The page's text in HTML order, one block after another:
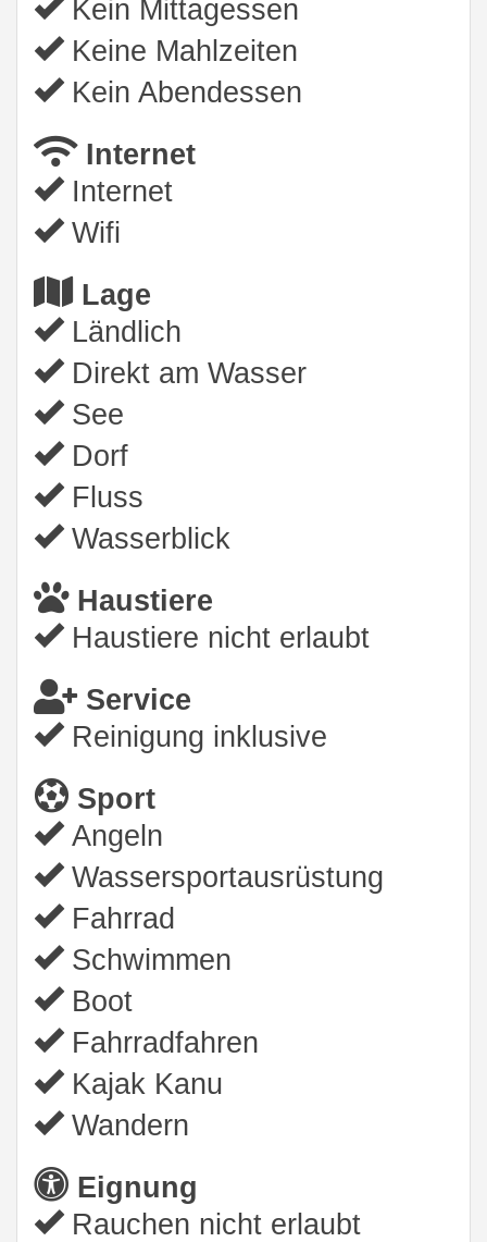
Kein Mittagessen
Keine Mahlzeiten
Kein Abendessen
Internet
Internet
Wifi
Lage
Ländlich
Direkt am Wasser
See
Dorf
Fluss
Wasserblick
Haustiere
Haustiere nicht erlaubt
Service
Reinigung inklusive
Sport
Angeln
Wassersportausrüstung
Fahrrad
Schwimmen
Boot
Fahrradfahren
Kajak Kanu
Wandern
Eignung
Rauchen nicht erlaubt